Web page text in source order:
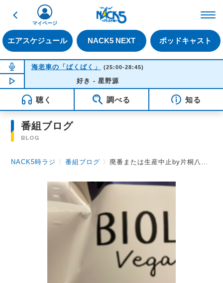
戻る
エアスケジュール NACK5 NEXT ポッドキャスト
マイページ
NOW ON AIR
海老車の「ばくばく」 (25:00-28:45)
03:35
好き - 星野源
聴く 調べる 知る
番組ブログ
BLOG
NACK5時ラジ 〉番組ブログ 〉 廃番または生産中止by片桐八千代